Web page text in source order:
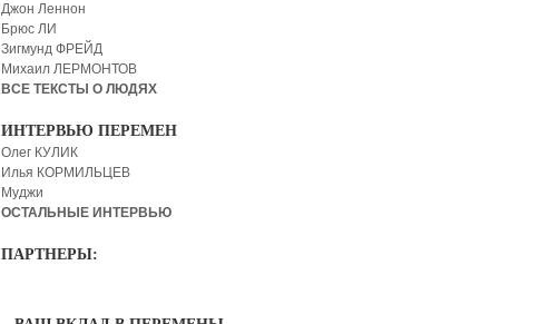
Джон Леннон
Брюс ЛИ
Зигмунд ФРЕЙД
Михаил ЛЕРМОНТОВ
ВСЕ ТЕКСТЫ О ЛЮДЯХ
ИНТЕРВЬЮ ПЕРЕМЕН
Олег КУЛИК
Илья КОРМИЛЬЦЕВ
Муджи
ОСТАЛЬНЫЕ ИНТЕРВЬЮ
ПАРТНЕРЫ: